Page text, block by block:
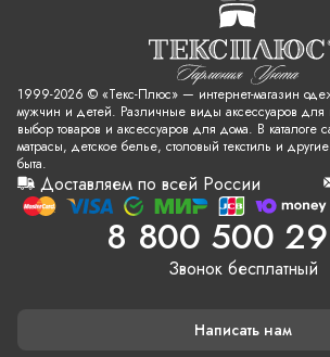
1999-2026 © «Текс-Плюс» — интернет-магазин
мужчин и детей. Различные виды аксессуаров для
выбор товаров и аксессуаров для дома. В каталоге
матрасы, детское белье, столовый текстиль и
быта.
Доставляем по всей России
8 800 500
Звонок бесплатный
Написать нам